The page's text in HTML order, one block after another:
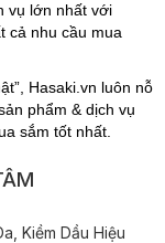
vụ lớn nhất với
cả nhu cầu mua
Hasaki.vn luôn nỗ
phẩm & dịch vụ
sắm tốt nhất.
Kiềm Dầu Hiệu